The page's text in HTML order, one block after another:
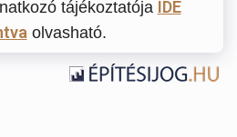
tájékoztatója IDE
olvasható.